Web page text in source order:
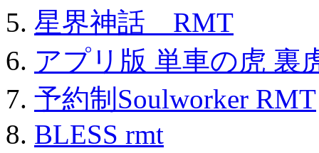
星界神話 RMT
アプリ版 単車の虎 裏
予約制Soulworker RMT
BLESS rmt